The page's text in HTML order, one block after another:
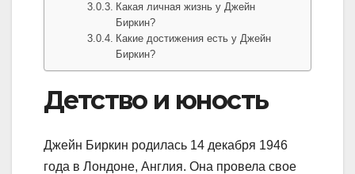
Какая личная жизнь у Джейн
Биркин?
Какие достижения есть у Джейн
Биркин?
Детство и юность
Джейн Биркин родилась 14 декабря 1946
года в Лондоне, Англия. Она провела свое